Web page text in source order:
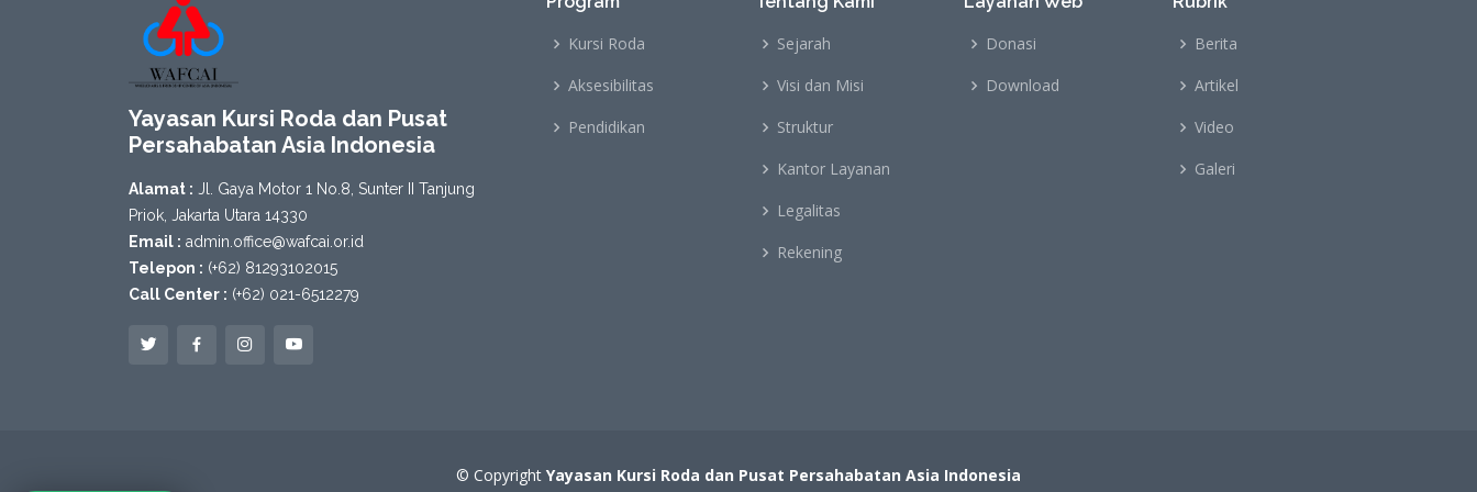
Yayasan Kursi Roda dan Pusat
Persahabatan Asia Indonesia
Alamat : Jl. Gaya Motor 1 No.8, Sunter II Tanjung
Priok, Jakarta Utara 14330
Email : admin.office@wafcai.or.id
Telepon : (+62) 81293102015
Call Center : (+62) 021-6512279
Kursi Roda
Aksesibilitas
Pendidikan
Sejarah
Visi dan Misi
Struktur
Kantor Layanan
Legalitas
Rekening
Donasi
Download
Berita
Artikel
Video
Galeri
© Copyright Yayasan Kursi Roda dan Pusat Persahabatan Asia Indonesia